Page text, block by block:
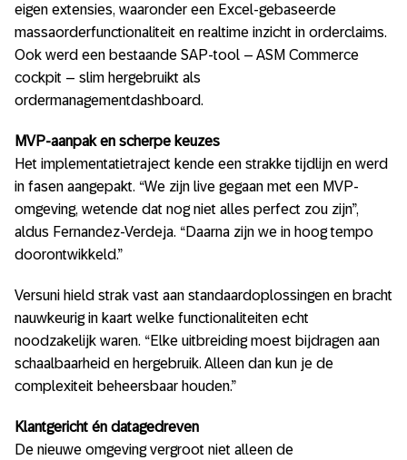
eigen extensies, waaronder een Excel-gebaseerde
massaorderfunctionaliteit en realtime inzicht in orderclaims.
Ook werd een bestaande SAP-tool – ASM Commerce
cockpit – slim hergebruikt als
ordermanagementdashboard.
MVP-aanpak en scherpe keuzes
Het implementatietraject kende een strakke tijdlijn en werd
in fasen aangepakt. “We zijn live gegaan met een MVP-
omgeving, wetende dat nog niet alles perfect zou zijn”,
aldus Fernandez-Verdeja. “Daarna zijn we in hoog tempo
doorontwikkeld.”
Versuni hield strak vast aan standaardoplossingen en bracht
nauwkeurig in kaart welke functionaliteiten echt
noodzakelijk waren. “Elke uitbreiding moest bijdragen aan
schaalbaarheid en hergebruik. Alleen dan kun je de
complexiteit beheersbaar houden.”
Klantgericht én datagedreven
De nieuwe omgeving vergroot niet alleen de